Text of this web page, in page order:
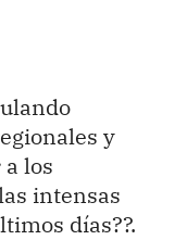
y
los
intensas
días??.